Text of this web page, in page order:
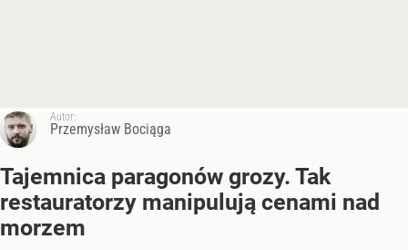
Autor:
Przemysław Bociąga
Tajemnica paragonów grozy. Tak
restauratorzy manipulują cenami nad
morzem